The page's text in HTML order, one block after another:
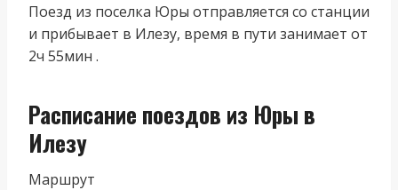
Поезд из поселка Юры отправляется со станции
и прибывает в Илезу, время в пути занимает от
2ч 55мин .
Расписание поездов из Юры в
Илезу
Маршрут